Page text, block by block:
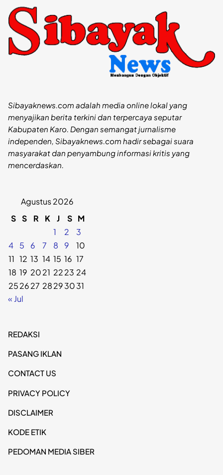
Sibayaknews.com adalah media online lokal yang
menyajikan berita terkini dan terpercaya seputar
Kabupaten Karo. Dengan semangat jurnalisme
independen, Sibayaknews.com hadir sebagai suara
masyarakat dan penyambung informasi kritis yang
mencerdaskan.
Agustus 2026
S S R K J S M
1
2
3
4
5 6 7 8 9
10
11 12 13 14 15 16 17
18 19 2021 2223 24
252627 28293031
« Jul
REDAKSI
PASANG IKLAN
CONTACT US
PRIVACY POLICY
DISCLAIMER
KODE ETIK
PEDOMAN MEDIA SIBER